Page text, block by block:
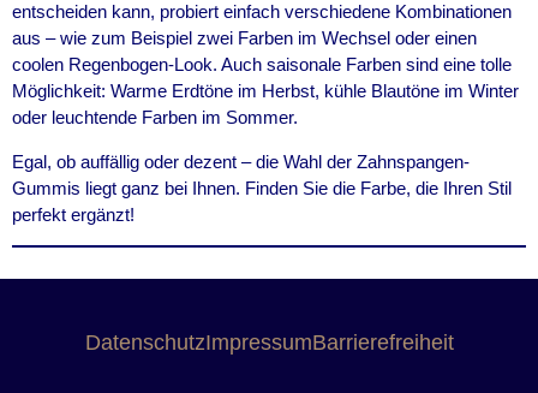
entscheiden kann, probiert einfach verschiedene Kombinationen
aus – wie zum Beispiel zwei Farben im Wechsel oder einen
coolen Regenbogen-Look. Auch saisonale Farben sind eine tolle
Möglichkeit: Warme Erdtöne im Herbst, kühle Blautöne im Winter
oder leuchtende Farben im Sommer.
Egal, ob auffällig oder dezent – die Wahl der Zahnspangen-
Gummis liegt ganz bei Ihnen. Finden Sie die Farbe, die Ihren Stil
perfekt ergänzt!
DatenschutzImpressumBarrierefreiheit